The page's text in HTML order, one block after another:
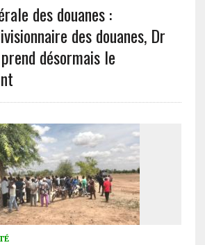
des douanes :
des douanes, Dr
désormais le